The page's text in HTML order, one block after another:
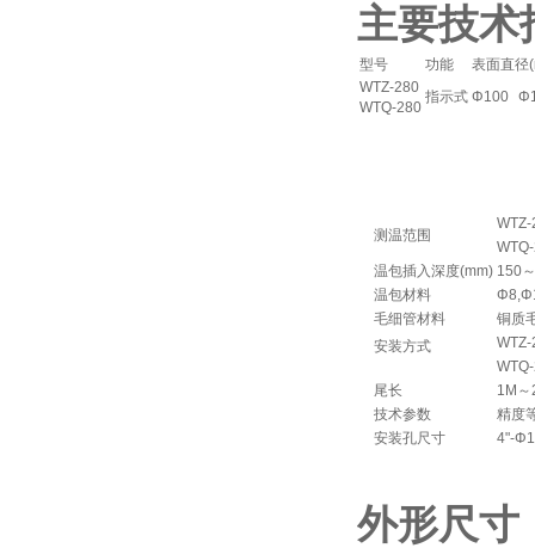
主要技术
型号 功能
表面直径
WTZ-280
指示式 Φ100
WTQ-280
测温范围
温包插入深度(mm) 150
温包材料
毛细管材料
铜质
安装方式
尾长
1M
技术参数
精度
安装孔尺寸
4"-
外形尺寸